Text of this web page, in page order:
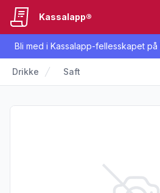
Bli med i Kassalapp-fellesskapet på
Kassalapp®
Drikke Saft